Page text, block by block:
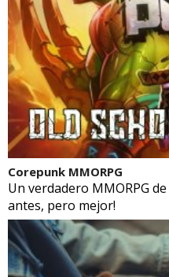
Corepunk MMORPG
Un verdadero MMORPG
antes, pero mejor!